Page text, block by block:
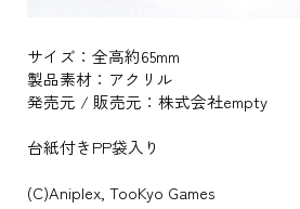
サイズ：全高約65mm
製品素材：アクリル
発売元 / 販売元：株式会社empty
台紙付きPP袋入り
(C)Aniplex, TooKyo Games